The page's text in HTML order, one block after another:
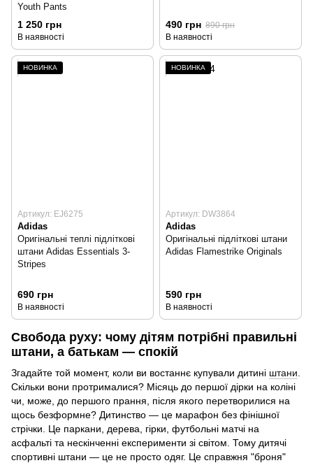
Youth Pants
1 250 грн
В наявності
490 грн 890 грн
В наявності
НОВИНКА
Артикул: EJ6275
Adidas
Оригінальні теплі підліткові
штани Adidas Essentials 3-
Stripes
690 грн
В наявності
НОВИНКА
Артикул: DW3864
Adidas
Оригінальні підліткові штани
Adidas Flamestrike Originals
590 грн
В наявності
Свобода руху: чому дітям потрібні правильні
штани, а батькам — спокій
Згадайте той момент, коли ви востаннє купували дитині штани
Скільки вони протрималися? Місяць до першої дірки на коліні
чи, може, до першого прання, після якого перетворилися на
щось безформне? Дитинство — це марафон без фінішної
стрічки. Це паркани, дерева, гірки, футбольні матчі на
асфальті та нескінченні експерименти зі світом. Тому дитячі
спортивні штани — це не просто одяг. Це справжня "броня"